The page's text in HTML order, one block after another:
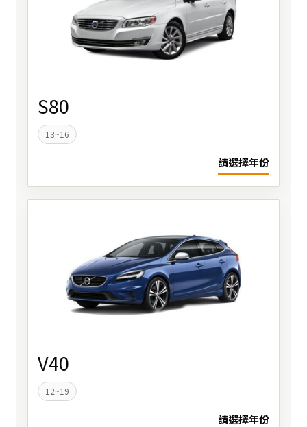
S80
13~16
請選擇年份
V40
12~19
請選擇年份